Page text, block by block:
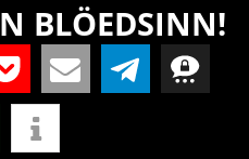
BLÖEDSINN!